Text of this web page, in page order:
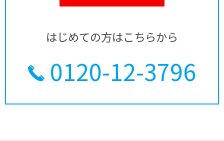
はじめての方はこちらから
0120-12-3796